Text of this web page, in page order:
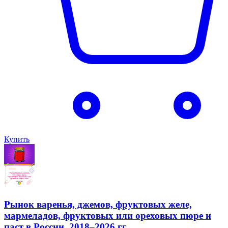
Купить
Рынок варенья, джемов, фруктовых желе,
мармеладов, фруктовых или ореховых пюре и